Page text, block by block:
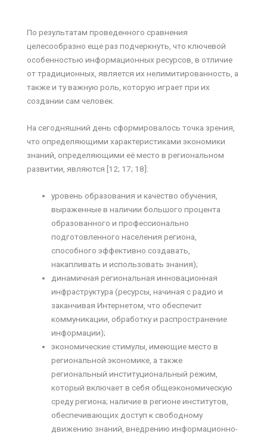
По результатам проведенного сравнения
целесообразно еще раз подчеркнуть, что ключевой
особенностью информационных ресурсов, в отличие
от традиционных, является их нелимитированность, а
также и ту важную роль, которую играет при их
создании сам человек.
На сегодняшний день сформировалось точка зрения,
что определяющими характеристиками экономики
знаний, определяющими её место в региональном
развитии, являются [12; 17; 18]:
уровень образования и качество обучения,
выраженные в наличии большого процента
образованного и профессионально
подготовленного населения региона,
способного эффективно создавать,
накапливать и использовать знания);
динамичная региональная инновационная
инфраструктура (ресурсы, начиная с радио и
заканчивая Интернетом, что обеспечит
коммуникации, обработку и распространение
информации);
экономические стимулы, имеющие место в
региональной экономике, а также
региональный институциональный режим,
который включает в себя общеэкономическую
среду региона; наличие в регионе институтов,
обеспечивающих доступ к свободному
движению знаний, внедрению информационно-